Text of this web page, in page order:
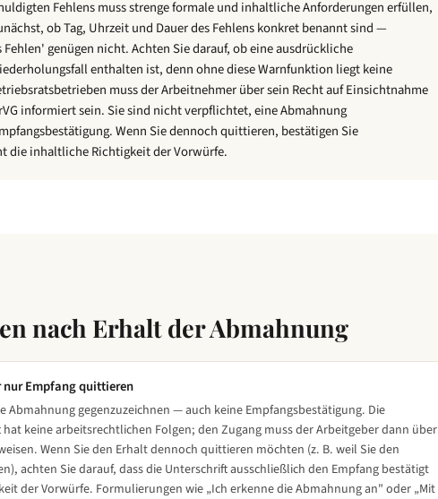
stellt einen erheblichen Verstoß gegen Ihre
dar. Durch Ihr Verhalten wird der
gestört, da Ihre Aufgaben kurzfristig von
müssen und Termine nicht eingehalten werden
auf:
zu erbringen
arbeitsrechtliche Konsequenzen bis hin zur
Tage Ihres unentschuldigten Fehlens keine
wird in Ihre Personalakte aufgenommen.
Personalabteilung]
Fehlens muss strenge formale und inhaltliche Anforderungen erfüllen,
ob Tag, Uhrzeit und Dauer des Fehlens konkret benannt sind —
genügen nicht. Achten Sie darauf, ob eine ausdrückliche
enthalten ist, denn ohne diese Warnfunktion liegt keine
muss der Arbeitnehmer über sein Recht auf Einsichtnahme
informiert sein. Sie sind nicht verpflichtet, eine Abmahnung
Wenn Sie dennoch quittieren, bestätigen Sie
die inhaltliche Richtigkeit der Vorwürfe.
nach Erhalt der Abmahnung
Empfang quittieren
Abmahnung gegenzuzeichnen — auch keine Empfangsbestätigung. Die
keine arbeitsrechtlichen Folgen; den Zugang muss der Arbeitgeber dann über
Wenn Sie den Erhalt dennoch quittieren möchten (z. B. weil Sie den
achten Sie darauf, dass die Unterschrift ausschließlich den Empfang bestätigt
der Vorwürfe. Formulierungen wie „Ich erkenne die Abmahnung an" oder „Mit